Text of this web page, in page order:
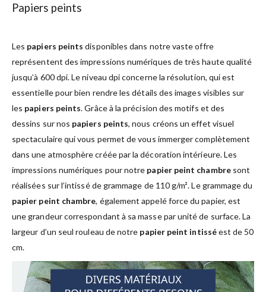
Papiers peints
Les papiers peints disponibles dans notre vaste offre
représentent des impressions numériques de très haute qualité
jusqu’à 600 dpi. Le niveau dpi concerne la résolution, qui est
essentielle pour bien rendre les détails des images visibles sur
les papiers peints. Grâce à la précision des motifs et des
dessins sur nos papiers peints, nous créons un effet visuel
spectaculaire qui vous permet de vous immerger complètement
dans une atmosphère créée par la décoration intérieure. Les
impressions numériques pour notre papier peint chambresont
réalisées sur l’intissé de grammage de 110 g/m². Le grammage du
papier peint chambre, également appelé force du papier, est
une grandeur correspondant à sa masse par unité de surface. La
largeur d’un seul rouleau de notre papier peint intisséest de 50
cm.